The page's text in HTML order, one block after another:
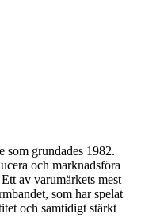
som grundades 1982.
och marknadsföra
av varumärkets mest
som har spelat
och samtidigt stärkt